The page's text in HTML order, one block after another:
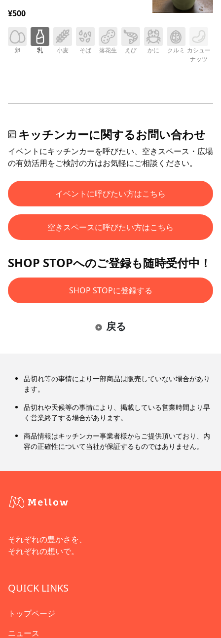
¥500
卵 乳 小麦 そば 落花生 えび かに クルミ カシュー
ナッツ
キッチンカーに関するお問い合わせ
イベントにキッチンカーを呼びたい、空きスペース・広場
の有効活用をご検討の方はお気軽にご相談ください。
イベントに呼びたい方はこちら
空きスペースに呼びたい方はこちら
SHOP STOPへのご登録も随時受付中！
SHOP STOPに登録する
戻る
品切れ等の事情により一部商品は販売していない場合があり
ます。
品切れや天候等の事情により、掲載している営業時間より早
く営業終了する場合があります。
商品情報はキッチンカー事業者様からご提供頂いており、内
容の正確性について当社が保証するものではありません。
それぞれの豊かさを、
それぞれの想いで。
QUICK LINKS
トップページ
ニュース